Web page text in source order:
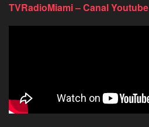
TVRadioMiami – Canal Youtube